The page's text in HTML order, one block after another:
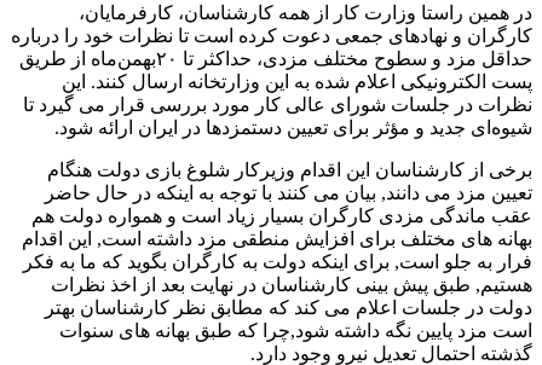
در همین راستا وزارت کار از همه کارشناسان، کارفرمایان،
کارگران و نهادهای جمعی دعوت کرده است تا نظرات خود را درباره
حداقل مزد و سطوح مختلف مزدی، حداکثر تا ۲۰بهمن‌ماه از طریق
پست الکترونیکی اعلام‌ شده به این وزارتخانه ارسال کنند. این
نظرات در جلسات شورای عالی کار مورد بررسی قرار می گیرد تا
شیوه‌ای جدید و مؤثر برای تعیین دستمزدها در ایران ارائه شود.
برخی از کارشناسان این اقدام وزیرکار شلوغ بازی دولت هنگام
تعیین مزد می دانند, بیان می کنند با توجه به اینکه در حال حاضر
عقب ماندگی مزدی کارگران بسیار زیاد است و همواره دولت هم
بهانه های مختلف برای افزایش منطقی مزد داشته است, این اقدام
فرار به جلو است, برای اینکه دولت به کارگران بگوید که ما به فکر
هستیم, طبق پیش بینی کارشناسان در نهایت بعد از اخذ نظرات
دولت در جلسات اعلام می کند که مطابق نظر کارشناسان بهتر
است مزد پایین نگه داشته شود,‌چرا که طبق بهانه های سنوات
گذشته احتمال تعدیل نیرو وجود دارد.